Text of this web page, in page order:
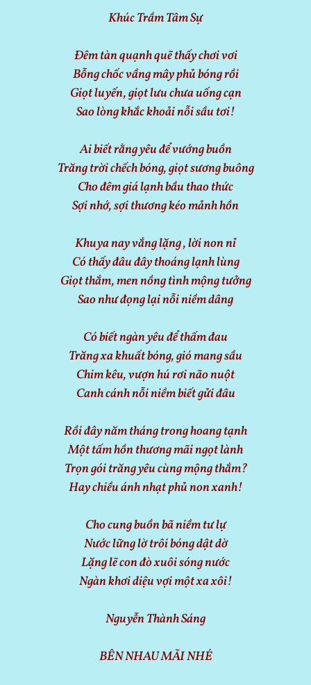
Khúc Trầm Tâm Sự
Đêm tàn quạnh quẽ thấy chơi vơi
Bỗng chốc vầng mây phủ bóng rồi
Giọt luyến, giọt lưu chưa uống cạn
Sao lòng khắc khoải nỗi sầu tơi!
Ai biết rằng yêu để vướng buồn
Trăng trời chếch bóng, giọt sương buông
Cho đêm giá lạnh bầu thao thức
Sợi nhớ, sợi thương kéo mảnh hồn
Khuya nay vắng lặng , lời non nỉ
Có thấy đâu đây thoáng lạnh lùng
Giọt thắm, men nồng tình mộng tưởng
Sao như đọng lại nỗi niềm dâng
Có biết ngàn yêu để thấm đau
Trăng xa khuất bóng, gió mang sầu
Chim kêu, vượn hú rơi não nuột
Canh cánh nỗi niềm biết gửi đâu
Rồi đây năm tháng trong hoang tạnh
Một tấm hồn thương mãi ngọt lành
Trọn gói trăng yêu cùng mộng thắm?
Hay chiều ánh nhạt phủ non xanh!
Cho cung buồn bã niềm tư lự
Nước lững lờ trôi bóng dật dờ
Lặng lẽ con đò xuôi sóng nước
Ngàn khơi diệu vợi một xa xôi!
Nguyễn Thành Sáng
BÊN NHAU MÃI NHÉ